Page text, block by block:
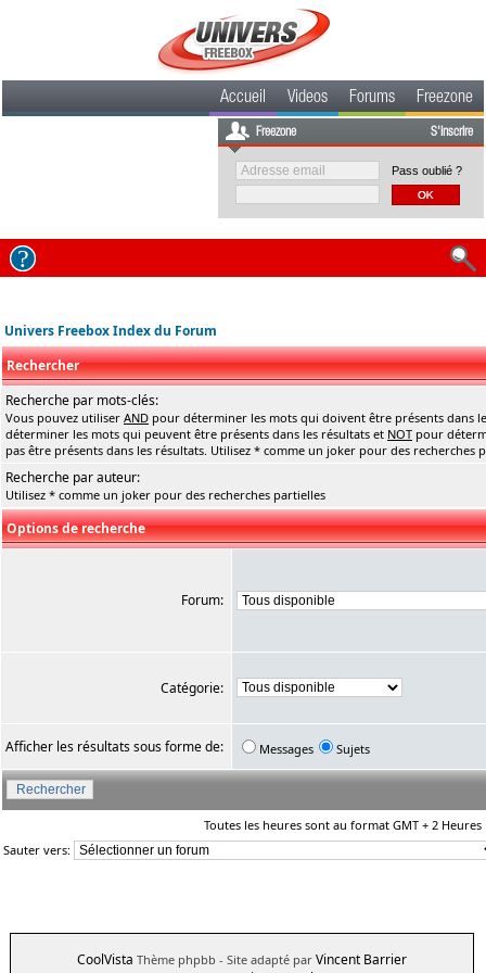
Accueil Videos Forums Freezone
Freezone S'inscrire
Pass oublié ?
Univers Freebox Index du Forum
Rechercher
Recherche par mots-clés:
Vous pouvez utiliser AND pour déterminer les mots qui doivent être présents dans
déterminer les mots qui peuvent être présents dans les résultats et NOT pour
pas être présents dans les résultats. Utilisez * comme un joker pour des recherches
Recherche par auteur:
Utilisez * comme un joker pour des recherches partielles
Options de recherche
Forum:
Catégorie:
Afficher les résultats sous forme de: Messages Sujets
Toutes les heures sont au format GMT + 2 Heures
Sauter vers:
CoolVista Thème phpbb - Site adapté par Vincent Barrier